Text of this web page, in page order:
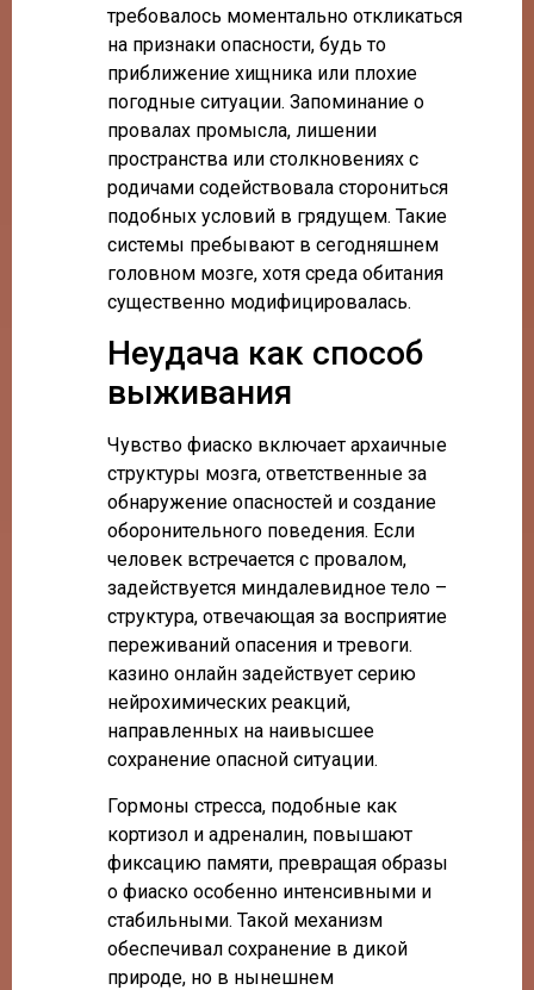
требовалось моментально откликаться
на признаки опасности, будь то
приближение хищника или плохие
погодные ситуации. Запоминание о
провалах промысла, лишении
пространства или столкновениях с
родичами содействовала сторониться
подобных условий в грядущем. Такие
системы пребывают в сегодняшнем
головном мозге, хотя среда обитания
существенно модифицировалась.
Неудача как способ
выживания
Чувство фиаско включает архаичные
структуры мозга, ответственные за
обнаружение опасностей и создание
оборонительного поведения. Если
человек встречается с провалом,
задействуется миндалевидное тело –
структура, отвечающая за восприятие
переживаний опасения и тревоги.
казино онлайн задействует серию
нейрохимических реакций,
направленных на наивысшее
сохранение опасной ситуации.
Гормоны стресса, подобные как
кортизол и адреналин, повышают
фиксацию памяти, превращая образы
о фиаско особенно интенсивными и
стабильными. Такой механизм
обеспечивал сохранение в дикой
природе, но в нынешнем